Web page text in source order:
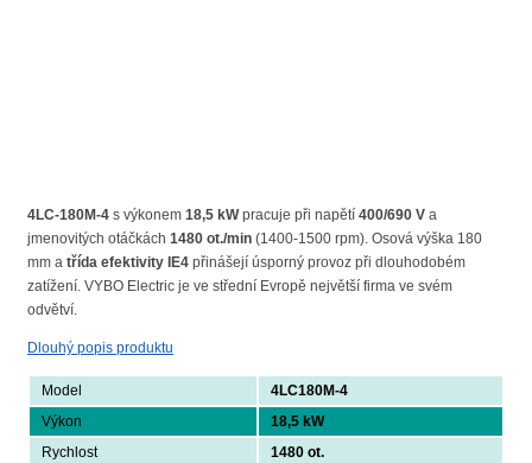
4LC-180M-4 s výkonem 18,5 kWpracuje při napětí 400/690 V a
jmenovitých otáčkách 1480 ot./min (1400-1500 rpm). Osová výška 180
mm a třída efektivity IE4 přinášejí úsporný provoz při dlouhodobém
zatížení. VYBO Electric je ve střední Evropě největší firma ve svém
odvětví.
Dlouhý popis produktu
Model
4LC180M-4
Výkon
18,5 kW
Rychlost
1480 ot.